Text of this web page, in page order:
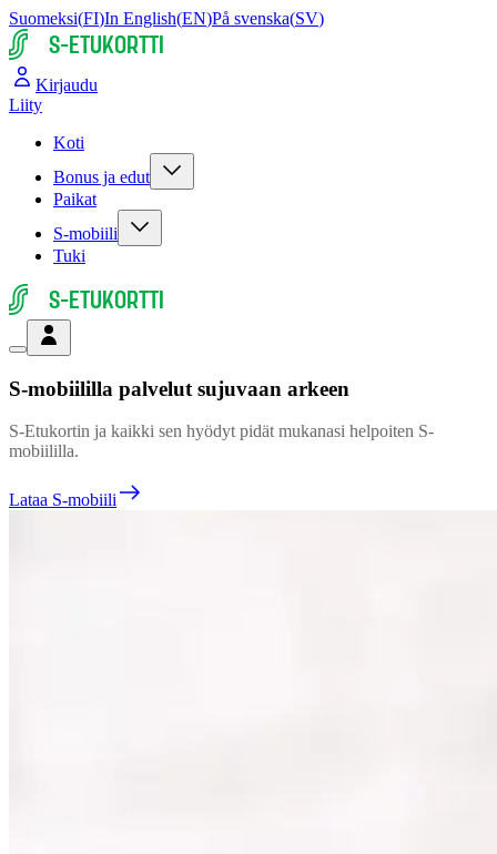
Suomeksi(FI)In English(EN)På svenska(SV)
S-ETUKORTTI
Kirjaudu
Liity
Koti
Bonus ja edut
Paikat
S-mobiili
Tuki
S-ETUKORTTI
S-mobiililla palvelut sujuvaan arkeen
S-Etukortin ja kaikki sen hyödyt pidät mukanasi helpoiten S-
mobiililla.
Lataa S-mobiili